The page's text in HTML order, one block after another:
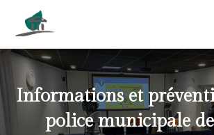
Informations et
police municipale